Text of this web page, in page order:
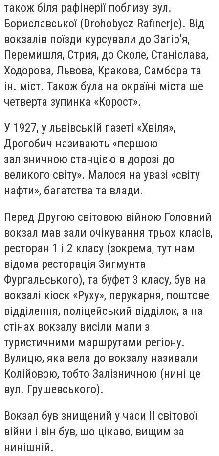
також біля рафінерії поблизу вул.
Бориславської (Drohobycz-Rafinerje). Від
вокзалів поїзди курсували до Загір’я,
Перемишля, Стрия, до Сколе, Станіслава,
Ходорова, Львова, Кракова, Самбора та
ін. міст. Також була на окраїні міста ще
четверта зупинка «Корост».
У 1927, у львівській газеті «Хвіля»,
Дрогобич називають «першою
залізничною станцією в дорозі до
великого світу». Малося на увазі «світу
нафти», багатства та влади.
Перед Другою світовою війною Головний
вокзал мав зали очікування трьох класів,
ресторан 1 і 2 класу (зокрема, тут нам
відома ресторація Зигмунта
Фургальського), та буфет 3 класу, був на
вокзалі кіоск «Руху», перукарня, поштове
відділення, поліцейський відділок, а на
стінах вокзалу висіли мапи з
туристичними маршрутами регіону.
Вулицю, яка вела до вокзалу називали
Колійовою, тобто Залізничною (нині це
вул. Грушевського).
Вокзал був знищений у часи ІІ світової
війни і він був, що цікаво, вищим за
нинішній.